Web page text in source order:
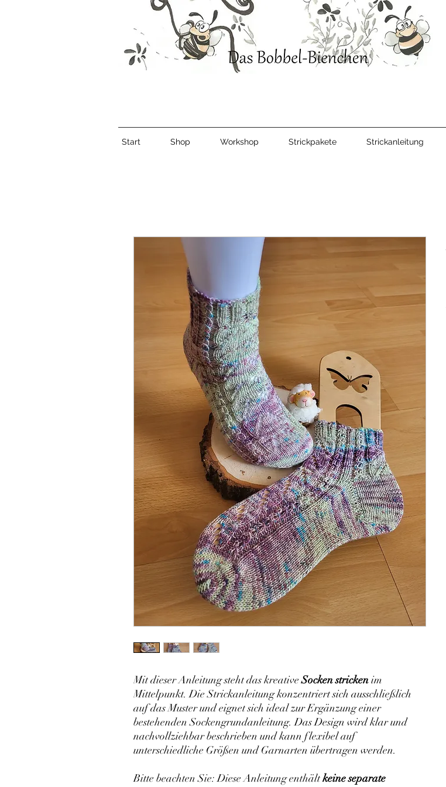
Start Shop Workshop Strickpakete Strickanleitung
Mit dieser Anleitung steht das kreativeSocken strickenim
Mittelpunkt. Die Strickanleitung konzentriert sich ausschließlich
auf das Muster und eignet sich ideal zur Ergänzung einer
bestehenden Sockengrundanleitung. Das Design wird klar und
nachvollziehbar beschrieben und kann flexibel auf
unterschiedliche Größen und Garnarten übertragen werden.
Bitte beachten Sie: Diese Anleitung enthältkeine separate